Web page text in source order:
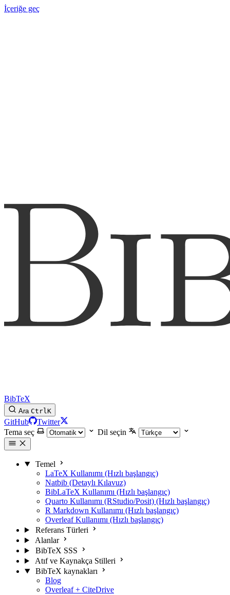
İçeriğe geç
BibTeX
Ara CtrlK
GitHub
Twitter
Tema seç
Dil seçin
Temel
LaTeX Kullanımı (Hızlı başlangıç)
Natbib (Detaylı Kılavuz)
BibLaTeX Kullanımı (Hızlı başlangıç)
Quarto Kullanımı (RStudio/Posit) (Hızlı başlangıç)
R Markdown Kullanımı (Hızlı başlangıç)
Overleaf Kullanımı (Hızlı başlangıç)
Referans Türleri
Alanlar
BibTeX SSS
Atıf ve Kaynakça Stilleri
BibTeX kaynakları
Blog
Overleaf + CiteDrive